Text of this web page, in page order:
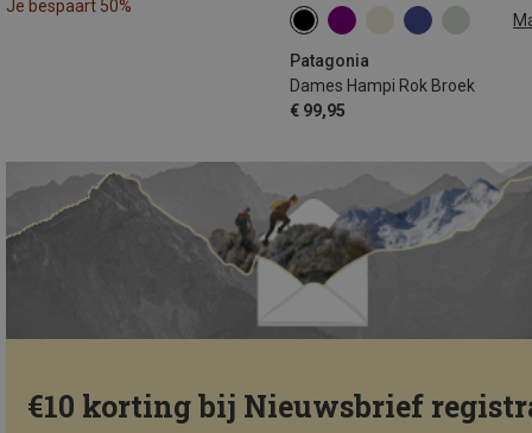
Je bespaart 50%
Patagonia
Dames Hampi Rok Broek
€ 99,95
XS S M
€10 korting bij Nieuwsbrief